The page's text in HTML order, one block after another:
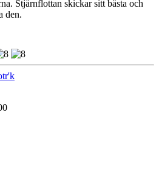
Stjärnflottan skickar sitt bästa och
den.